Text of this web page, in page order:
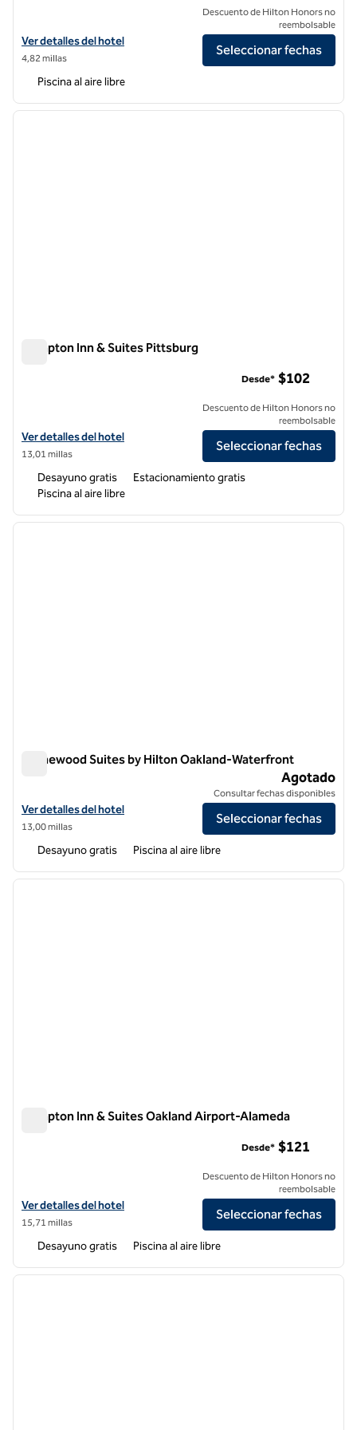
Ver detalles del hotel Hilton Concord
Ver detalles del hotel
4,82 millas
Descuento de Hilton Honors no
reembolsable
Seleccionar fechas
Piscina al aire libre
1 de 12
Hampton Inn & Suites Pittsburg
Ver detalles del hotel Hampton Inn & Suites Pittsburg
Ver detalles del hotel
13,01 millas
Desde* $102
Descuento de Hilton Honors no
reembolsable
Seleccionar fechas
Desayuno gratis
Estacionamiento gratis
Piscina al aire libre
1 de 12
Homewood Suites by Hilton Oakland-Waterfront
Homewood Suites by Hilton Oakland-Waterfront
Ver detalles del hotel Homewood Suites by Hilton Oakland-
Ver detalles del hotel
13,00 millas
Agotado
Consultar fechas disponibles
Seleccionar fechas
Desayuno gratis Piscina al aire libre
1 de 12
Hampton Inn & Suites Oakland Airport-Alameda
Ver detalles del hotel Hampton Inn & Suites Oakland Airport-
Ver detalles del hotel
15,71 millas
Desde* $121
Descuento de Hilton Honors no
reembolsable
Seleccionar fechas
Desayuno gratis Piscina al aire libre
1 de 12